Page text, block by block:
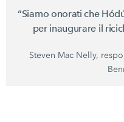
“Siamo onorati che
per inaugurare il
Steven Mac Nelly,